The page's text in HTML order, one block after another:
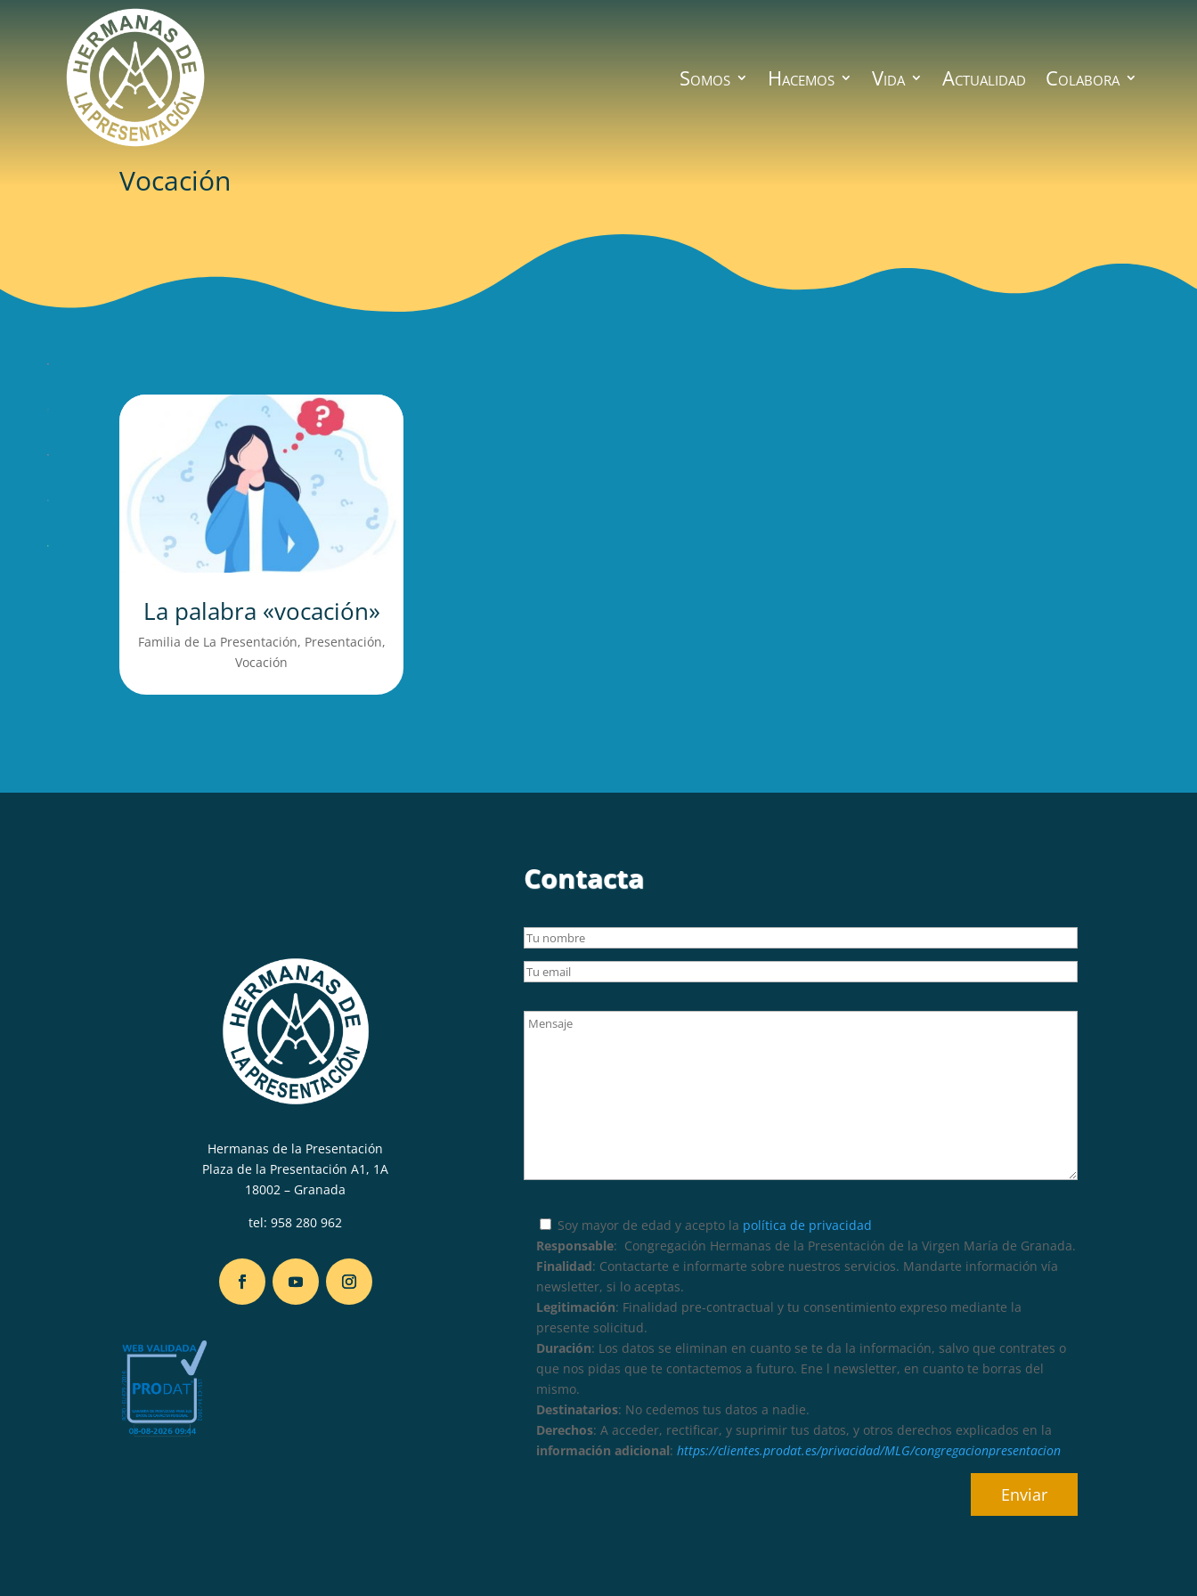
Somos Hacemos Vida Actualidad Colabora
Vocación
La palabra «vocación»
Familia de La Presentación, Presentación,
Vocación
Hermanas de la Presentación
Plaza de la Presentación A1, 1A
18002 – Granada
tel:958 280 962
Contacta
Soy mayor de edad y acepto la política de privacidad
Responsable: Congregación Hermanas de la Presentación de la Virgen María de Granada.
Finalidad: Contactarte e informarte sobre nuestros servicios. Mandarte información vía
newsletter, si lo aceptas.
Legitimación: Finalidad pre-contractual y tu consentimiento expreso mediante la
presente solicitud.
Duración: Los datos se eliminan en cuanto se te da la información, salvo que contrates o
que nos pidas que te contactemos a futuro. Ene l newsletter, en cuanto te borras del
mismo.
Destinatarios: No cedemos tus datos a nadie.
Derechos: A acceder, rectificar, y suprimir tus datos, y otros derechos explicados en la
información adicional:https://clientes.prodat.es/privacidad/MLG/congregacionpresentacion